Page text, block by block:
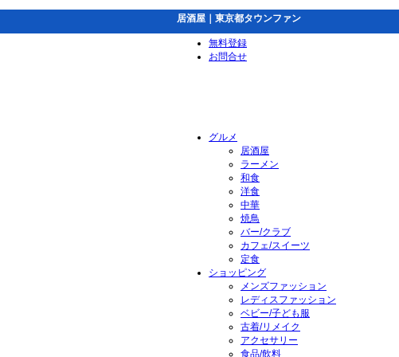
居酒屋｜東京都タウンファン
無料登録
お問合せ
グルメ
居酒屋
ラーメン
和食
洋食
中華
焼鳥
バー/クラブ
カフェ/スイーツ
定食
ショッピング
メンズファッション
レディスファッション
ベビー/子ども服
古着/リメイク
アクセサリー
食品/飲料